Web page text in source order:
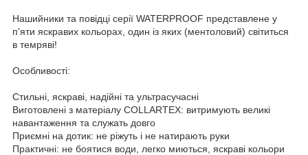
Нашийники та повідці серії WATERPROOF представлене у
п'яти яскравих кольорах, один із яких (ментоловий) світиться
в темряві!
Особливості:
Стильні, яскраві, надійні та ультрасучасні
Виготовлені з матеріалу COLLARTEX: витримують великі
навантаження та служать довго
Приємні на дотик: не ріжуть і не натирають руки
Практичні: не боятися води, легко миються, яскраві кольори